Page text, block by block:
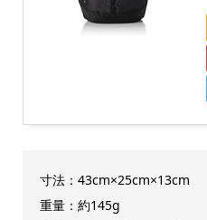
寸法：43cm×25cm×13cm
重量：約145g